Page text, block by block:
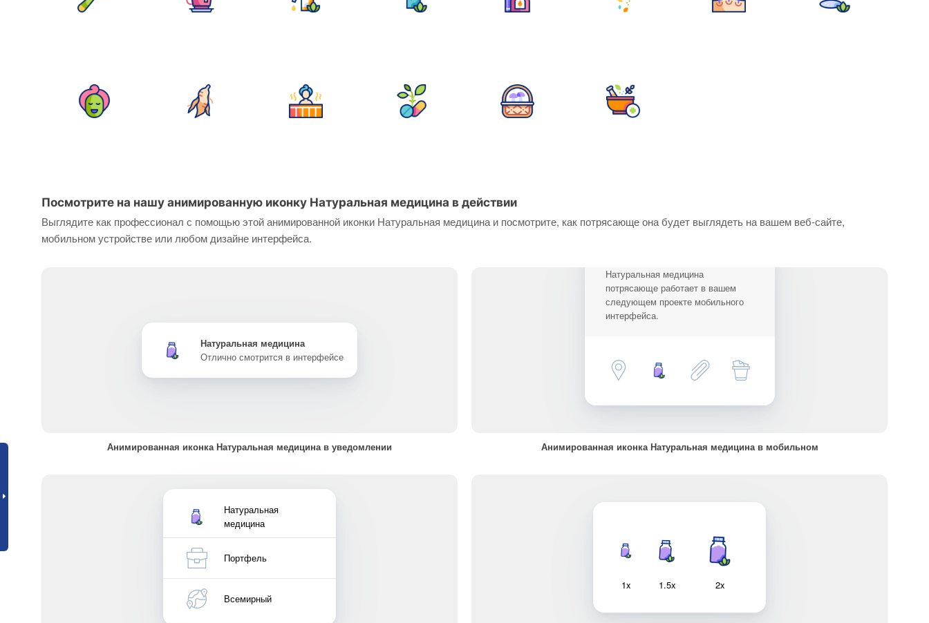
Посмотрите на нашу анимированную иконку Натуральная медицина в действии
Выглядите как профессионал с помощью этой анимированной иконки Натуральная медицина и посмотрите, как потрясающе она будет выглядеть на вашем веб-сайте,
мобильном устройстве или любом дизайне интерфейса.
Натуральная медицина
Отлично смотрится в интерфейсе
Анимированная иконка Натуральная медицина в уведомлении
Натуральная медицина
потрясающе работает в вашем
следующем проекте мобильного
интерфейса.
Анимированная иконка Натуральная медицина в мобильном
Натуральная
медицина
Портфель
Всемирный
1x 1.5x 2x